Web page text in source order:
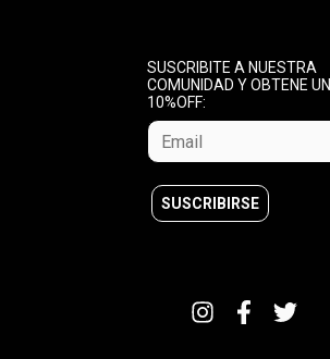
SUSCRIBITE A NUESTRA
COMUNIDAD Y OBTENE UN
10%OFF: